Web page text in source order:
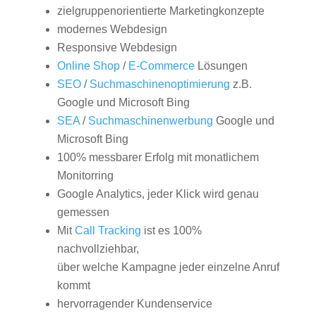
zielgruppenorientierte Marketingkonzepte
modernes Webdesign
Responsive Webdesign
Online Shop/ E-CommerceLösungen
SEO/ Suchmaschinenoptimierung z.B.
Google und Microsoft Bing
SEA/ Suchmaschinenwerbung Google und
Microsoft Bing
100% messbarer Erfolg mit monatlichem
Monitorring
Google Analytics, jeder Klick wird genau
gemessen
MitCall Tracking ist es 100%
nachvollziehbar,
über welche Kampagne jeder einzelne Anruf
kommt
hervorragender Kundenservice